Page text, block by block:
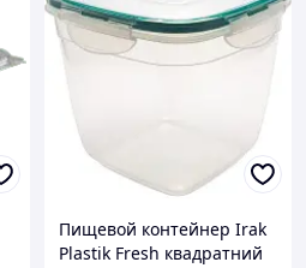
Пищевой контейнер Irak
Plastik Fresh квадратний